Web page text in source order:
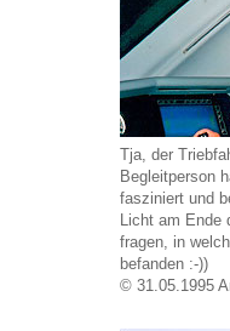
Tja, der
Begleitperson
fasziniert und
Licht am
fragen, in
befanden :-))
© 31.05.1995